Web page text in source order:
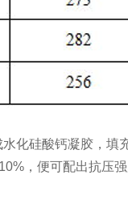
化硅酸钙凝胶，填
，便可配出抗压